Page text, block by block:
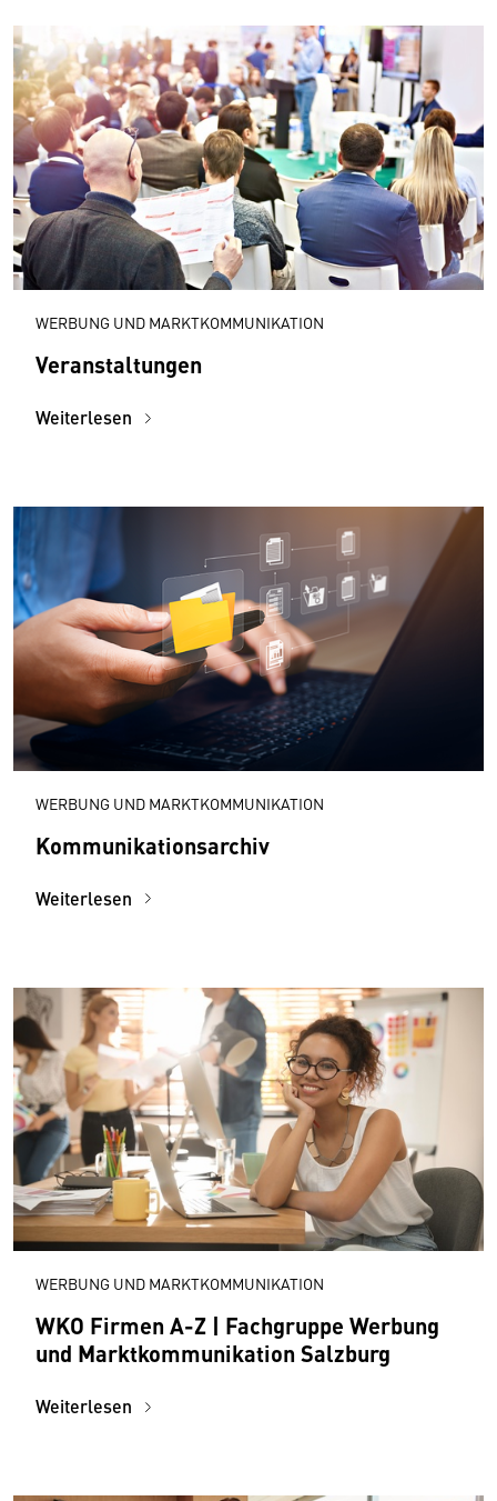
WERBUNG UND MARKTKOMMUNIKATION
Veranstaltungen
Weiterlesen
WERBUNG UND MARKTKOMMUNIKATION
Kommunikationsarchiv
Weiterlesen
WERBUNG UND MARKTKOMMUNIKATION
WKO Firmen A-Z | Fachgruppe Werbung
und Marktkommunikation Salzburg
Weiterlesen